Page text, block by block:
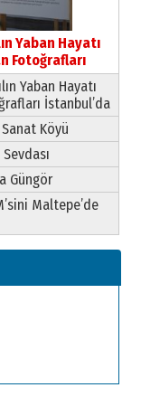
Yaban Hayatı
Fotoğrafları
Yaban Hayatı
İstanbul’da
Köyü
Güngör
Maltepe’de